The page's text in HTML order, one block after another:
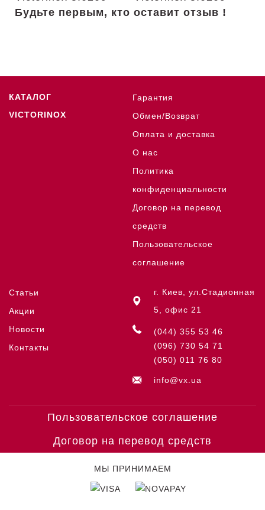
Будьте первым, кто оставит отзыв !
КАТАЛОГ
VICTORINOX
Гарантия
Обмен/Возврат
Оплата и доставка
О нас
Политика
конфиденциальности
Договор на перевод
средств
Пользовательское
соглашение
Статьи
Акции
Новости
Контакты
г. Киев, ул.Стадионная
5, офис 21
(044) 355 53 46
(096) 730 54 71
(050) 011 76 80
info@vx.ua
Пользовательское соглашение
Договор на перевод средств
МЫ ПРИНИМАЕМ